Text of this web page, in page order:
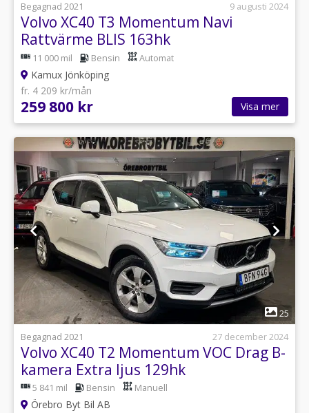
Begagnad 2021
9 augusti 2024
Volvo XC40 T3 Momentum Navi
Rattvärme BLIS 163hk
11 000 mil Bensin Automat
Kamux Jönköping
fr. 4 209 kr/mån
259 800 kr Visa mer
1
25
Begagnad 2021
27 december 2024
Volvo XC40 T2 Momentum VOC Drag B-
kamera Extra ljus 129hk
5 841 mil Bensin Manuell
Örebro Byt Bil AB